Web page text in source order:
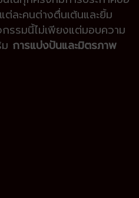
ละคนต่างตื่นเต้นและยิ้ม
รรมนี้ไม่เพียงแต่มอบความ
การแบ่งปันและมิตรภาพ